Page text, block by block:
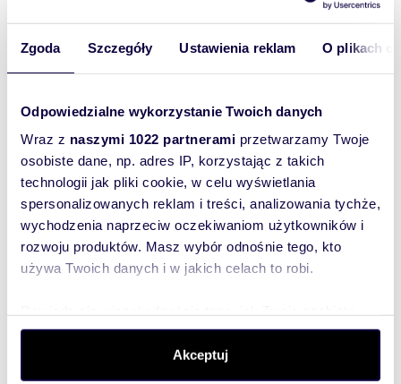
Zgoda Szczegóły Ustawienia reklam O plikach
Odpowiedzialne wykorzystanie Twoich danych
Wraz z naszymi 1022 partnerami przetwarzamy Twoje
osobiste dane, np. adres IP, korzystając z takich
technologii jak pliki cookie, w celu wyświetlania
spersonalizowanych reklam i treści, analizowania tychże,
wychodzenia naprzeciw oczekiwaniom użytkowników i
rozwoju produktów. Masz wybór odnośnie tego, kto
używa Twoich danych i w jakich celach to robi.
dane są przetwarzane oraz ustaw własne preferencje w
. W Deklaracji plików cookie możesz
zmienić lub wycofać swoją zgodę w dowolnej chwili.
Akceptuj
bezpłatnie
Zatwierdź
Informacje o ogłoszeniodawcy
5/5